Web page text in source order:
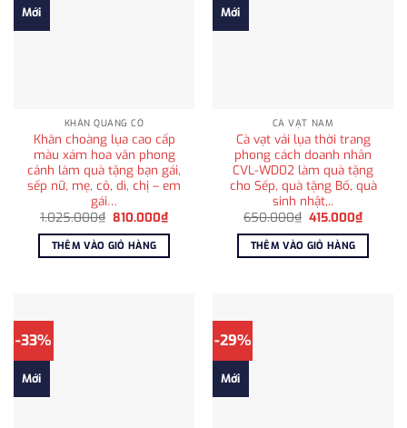
Mới
KHĂN QUÀNG CỔ
Khăn choàng lụa cao cấp
màu xám hoa văn phong
cảnh làm quà tặng bạn gái,
sếp nữ, mẹ, cô, dì, chị – em
gái…
1.025.000₫ Giá
là:
1.025.000₫.
810.000₫Giá
hiện
tại
810.000₫.
THÊM VÀO GIỎ HÀNG
Mới
CÀ VẠT NAM
Cà vạt vải lụa thời trang
phong cách doanh nhân
CVL-WD02 làm quà tặng
cho Sếp, quà tặng Bố, quà
sinh nhật,..
650.000₫ Giá
là:
650.000₫.
415.000₫Giá
hiện
tại
THÊM VÀO GIỎ HÀNG
-33%
Mới
-29%
Mới